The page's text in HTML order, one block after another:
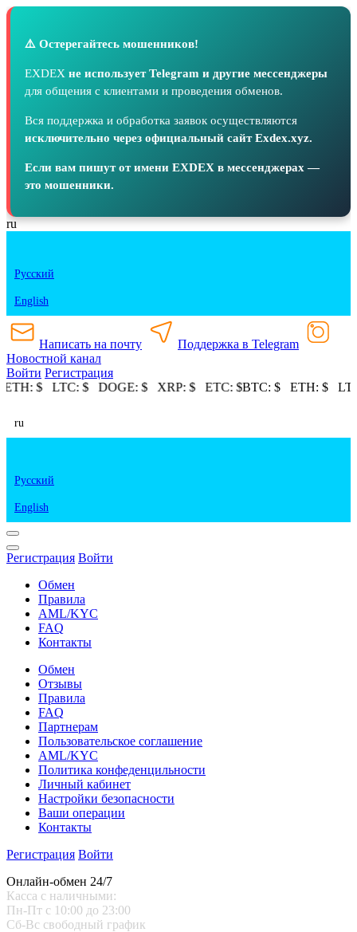
⚠️ Остерегайтесь мошенников!
EXDEX не использует Telegram и другие мессенджеры
для общения с клиентами и проведения обменов.
Вся поддержка и обработка заявок осуществляются
исключительно через официальный сайт Exdex.xyz.
Если вам пишут от имени EXDEX в мессенджерах —
это мошенники.
ru
Русский
English
Написать на почту
Поддержка в Telegram
Новостной канал
Войти Регистрация
ETH:$ LTC:$ DOGE:$ XRP:$ ETC:$BTC:$ ETH:$
ru
Русский
English
Регистрация Войти
Обмен
Правила
AML/KYC
FAQ
Контакты
Обмен
Отзывы
Правила
FAQ
Партнерам
Пользовательское соглашение
AML/KYC
Политика конфеденцильности
Личный кабинет
Настройки безопасности
Ваши операции
Контакты
Регистрация Войти
Онлайн-обмен 24/7
Касса с наличными:
Пн-Пт с 10:00 до 23:00
Сб-Вс свободный график